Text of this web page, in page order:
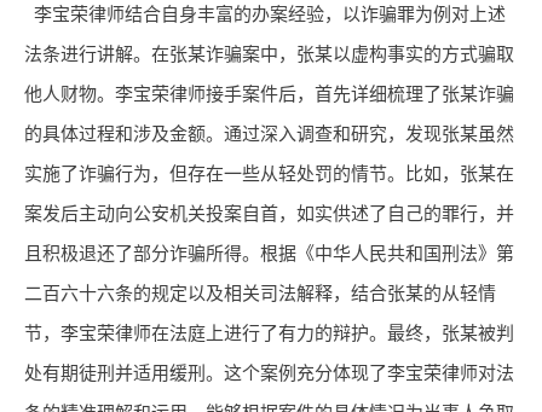
李宝荣律师结合自身丰富的办案经验，以诈骗罪为例对上述
法条进行讲解。在张某诈骗案中，张某以虚构事实的方式骗取
他人财物。李宝荣律师接手案件后，首先详细梳理了张某诈骗
的具体过程和涉及金额。通过深入调查和研究，发现张某虽然
实施了诈骗行为，但存在一些从轻处罚的情节。比如，张某在
案发后主动向公安机关投案自首，如实供述了自己的罪行，并
且积极退还了部分诈骗所得。根据《中华人民共和国刑法》第
二百六十六条的规定以及相关司法解释，结合张某的从轻情
节，李宝荣律师在法庭上进行了有力的辩护。最终，张某被判
处有期徒刑并适用缓刑。这个案例充分体现了李宝荣律师对法